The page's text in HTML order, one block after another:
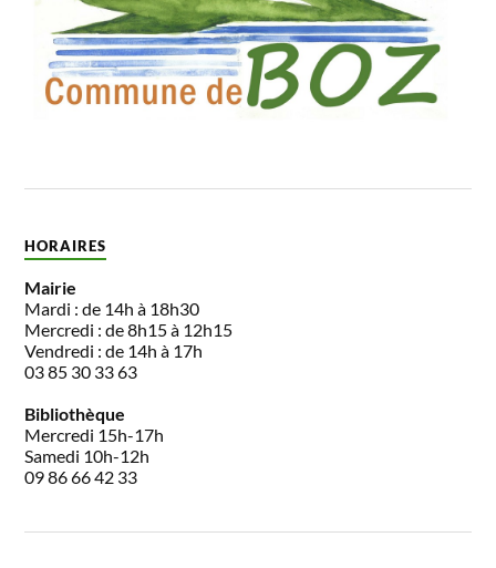
HORAIRES
Mairie
Mardi : de 14h à 18h30
Mercredi : de 8h15 à 12h15
Vendredi : de 14h à 17h
03 85 30 33 63
Bibliothèque
Mercredi 15h-17h
Samedi 10h-12h
09 86 66 42 33